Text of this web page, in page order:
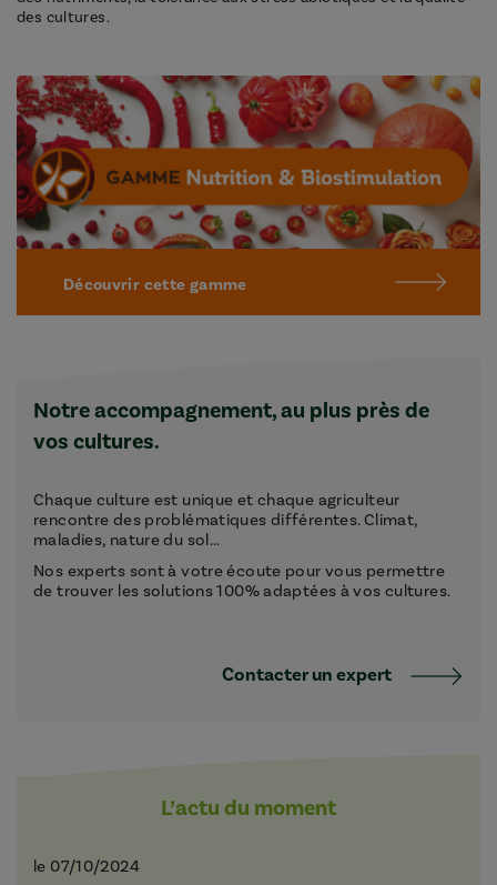
des cultures.
Découvrir cette gamme
Notre accompagnement, au plus près de
vos cultures.
Chaque culture est unique et chaque agriculteur
rencontre des problématiques différentes. Climat,
maladies, nature du sol...
Nos experts sont à votre écoute pour vous permettre
de trouver les solutions 100% adaptées à vos cultures.
Contacter un expert
L’actu du moment
le 07/10/2024